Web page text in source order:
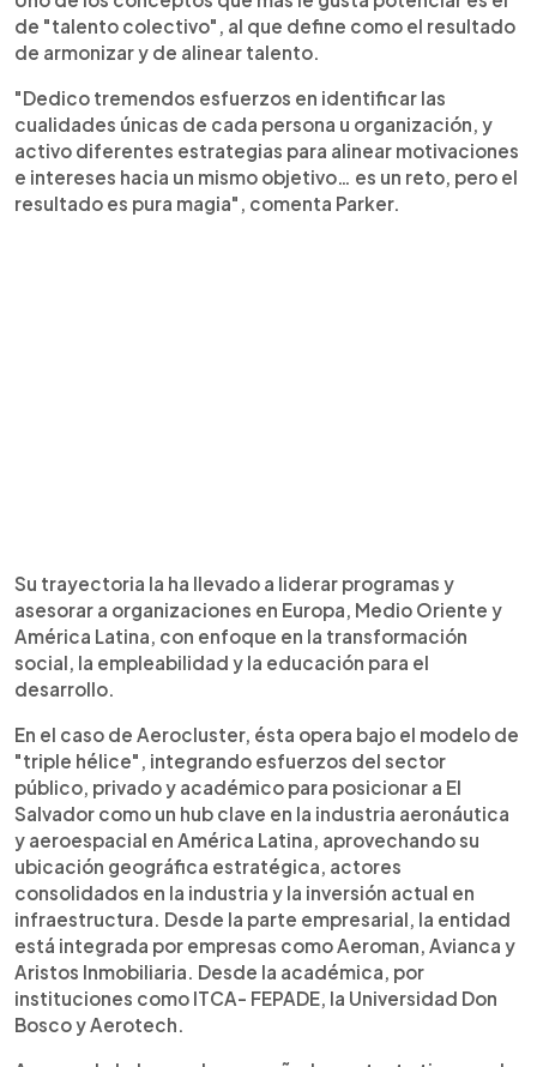
de "talento colectivo", al que define como el resultado
de armonizar y de alinear talento.
"Dedico tremendos esfuerzos en identificar las
cualidades únicas de cada persona u organización, y
activo diferentes estrategias para alinear motivaciones
e intereses hacia un mismo objetivo… es un reto, pero el
resultado es pura magia", comenta Parker.
Su trayectoria la ha llevado a liderar programas y
asesorar a organizaciones en Europa, Medio Oriente y
América Latina, con enfoque en la transformación
social, la empleabilidad y la educación para el
desarrollo.
En el caso de Aerocluster, ésta opera bajo el modelo de
"triple hélice", integrando esfuerzos del sector
público, privado y académico para posicionar a El
Salvador como un hub clave en la industria aeronáutica
y aeroespacial en América Latina, aprovechando su
ubicación geográfica estratégica, actores
consolidados en la industria y la inversión actual en
infraestructura. Desde la parte empresarial, la entidad
está integrada por empresas como Aeroman, Avianca y
Aristos Inmobiliaria. Desde la académica, por
instituciones como ITCA- FEPADE, la Universidad Don
Bosco y Aerotech.